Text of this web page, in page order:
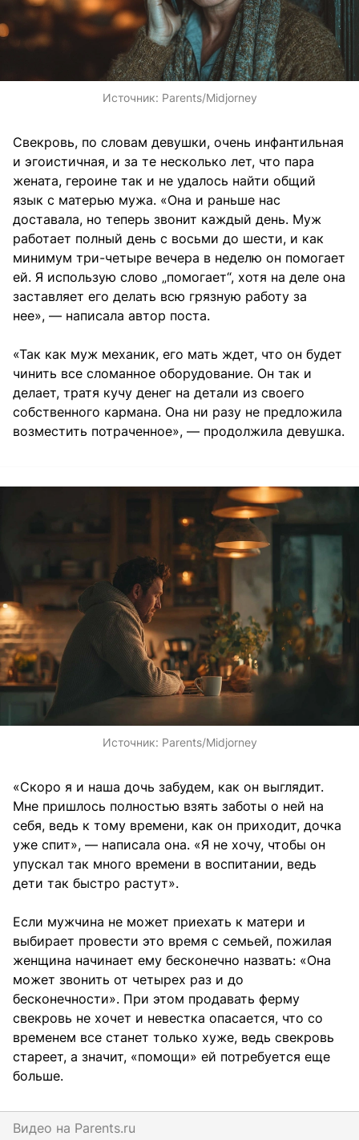
Источник: Parents/Midjorney
Свекровь, по словам девушки, очень инфантильная
и эгоистичная, и за те несколько лет, что пара
жената, героине так и не удалось найти общий
язык с матерью мужа. «Она и раньше нас
доставала, но теперь звонит каждый день. Муж
работает полный день с восьми до шести, и как
минимум три-четыре вечера в неделю он помогает
ей. Я использую слово „помогает“, хотя на деле она
заставляет его делать всю грязную работу за
нее», — написала автор поста.
«Так как муж механик, его мать ждет, что он будет
чинить все сломанное оборудование. Он так и
делает, тратя кучу денег на детали из своего
собственного кармана. Она ни разу не предложила
возместить потраченное», — продолжила девушка.
Источник: Parents/Midjorney
«Скоро я и наша дочь забудем, как он выглядит.
Мне пришлось полностью взять заботы о ней на
себя, ведь к тому времени, как он приходит, дочка
уже спит», — написала она. «Я не хочу, чтобы он
упускал так много времени в воспитании, ведь
дети так быстро растут».
Если мужчина не может приехать к матери и
выбирает провести это время с семьей, пожилая
женщина начинает ему бесконечно назвать: «Она
может звонить от четырех раз и до
бесконечности». При этом продавать ферму
свекровь не хочет и невестка опасается, что со
временем все станет только хуже, ведь свекровь
стареет, а значит, «помощи» ей потребуется еще
больше.
Видео на parents.ru